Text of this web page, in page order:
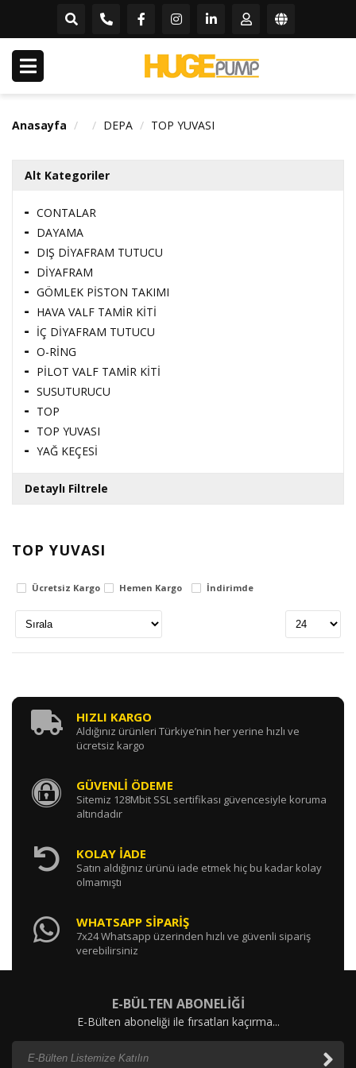
Anasayfa DEPA TOP YUVASI
Alt Kategoriler
CONTALAR
DAYAMA
DIŞ DİYAFRAM TUTUCU
DİYAFRAM
GÖMLEK PİSTON TAKIMI
HAVA VALF TAMİR KİTİ
İÇ DİYAFRAM TUTUCU
O-RİNG
PİLOT VALF TAMİR KİTİ
SUSUTURUCU
TOP
TOP YUVASI
YAĞ KEÇESİ
Detaylı Filtrele
TOP YUVASI
Ücretsiz Kargo Hemen Kargo İndirimde
HIZLI KARGO
Aldığınız ürünleri Türkiye’nin her yerine hızlı ve
ücretsiz kargo
GÜVENLİ ÖDEME
Sitemiz 128Mbit SSL sertifikası güvencesiyle koruma
altındadır
KOLAY İADE
Satın aldığınız ürünü iade etmek hiç bu kadar kolay
olmamıştı
WHATSAPP SİPARİŞ
7x24 Whatsapp üzerinden hızlı ve güvenli sipariş
verebilirsiniz
E-BÜLTEN ABONELİĞİ
E-Bülten aboneliği ile fırsatları kaçırma...